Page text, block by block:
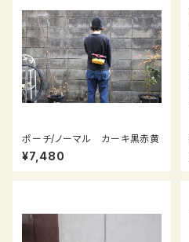
ポーチ/ノーマル カーキ黒赤黄
¥7,480